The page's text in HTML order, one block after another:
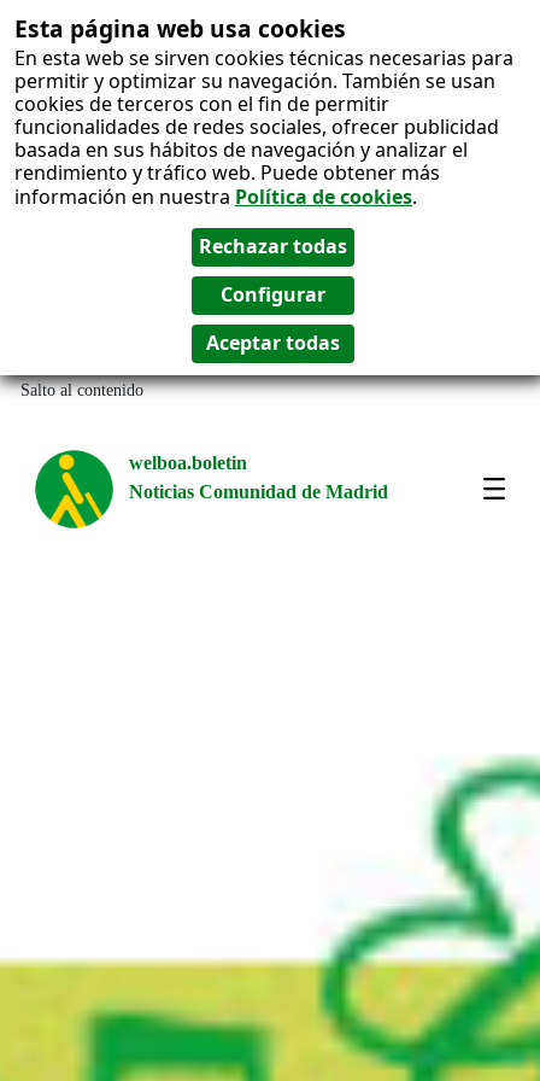
Esta página web usa cookies
En esta web se sirven cookies técnicas necesarias para
permitir y optimizar su navegación. También se usan
cookies de terceros con el fin de permitir
funcionalidades de redes sociales, ofrecer publicidad
basada en sus hábitos de navegación y analizar el
rendimiento y tráfico web. Puede obtener más
información en nuestra Política de cookies.
Salto al contenido
welboa.boletin
Noticias Comunidad de Madrid